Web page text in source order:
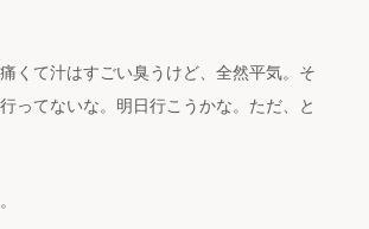
痛くて汁はすごい臭うけど、全然平気。そ
ってないな。明日行こうかな。ただ、と